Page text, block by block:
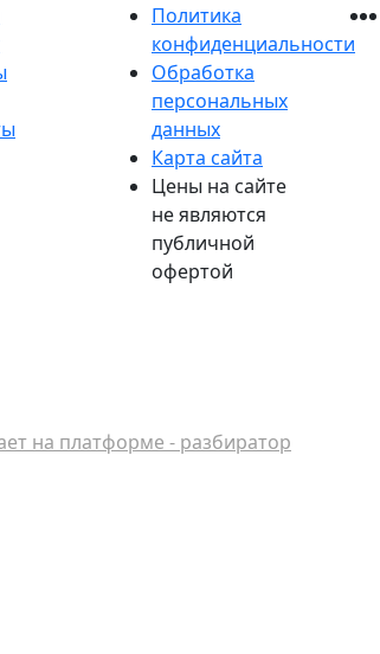
Политика
конфиденциальности
Обработка
персональных
данных
Карта сайта
Цены на сайте
не являются
публичной
офертой
на платформе - разбиратор